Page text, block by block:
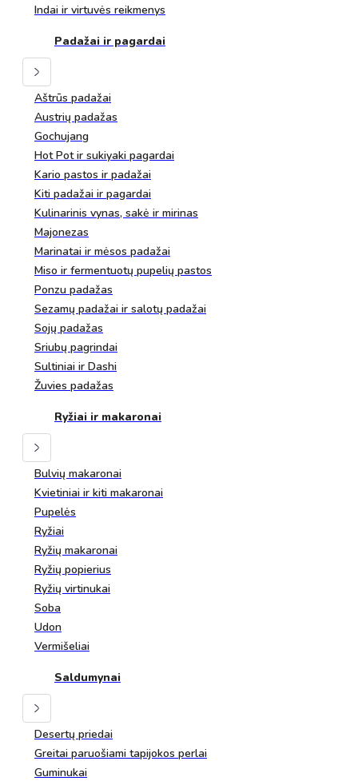
Indai ir virtuvės reikmenys
Padažai ir pagardai
Aštrūs padažai
Austrių padažas
Gochujang
Hot Pot ir sukiyaki pagardai
Kario pastos ir padažai
Kiti padažai ir pagardai
Kulinarinis vynas, sakė ir mirinas
Majonezas
Marinatai ir mėsos padažai
Miso ir fermentuotų pupelių pastos
Ponzu padažas
Sezamų padažai ir salotų padažai
Sojų padažas
Sriubų pagrindai
Sultiniai ir Dashi
Žuvies padažas
Ryžiai ir makaronai
Bulvių makaronai
Kvietiniai ir kiti makaronai
Pupelės
Ryžiai
Ryžių makaronai
Ryžių popierius
Ryžių virtinukai
Soba
Udon
Vermišeliai
Saldumynai
Desertų priedai
Greitai paruošiami tapijokos perlai
Guminukai